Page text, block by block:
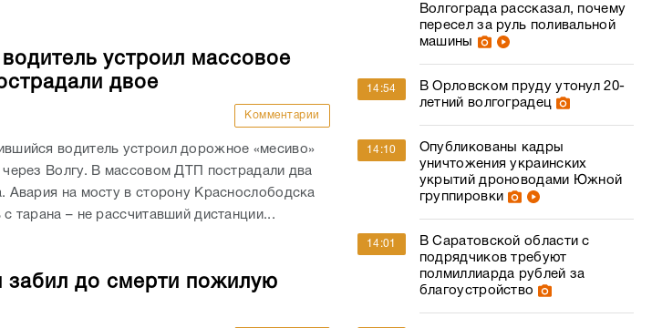
устроил массовое
двое
Комментарии
водитель устроил дорожное «месиво»
через Волгу. В массовом ДТП пострадали два
Авария на мосту в сторону Краснослободска
с тарана – не рассчитавший дистанции...
до смерти пожилую
Волгограда рассказал, почему
пересел за руль поливальной
машины
14:54
В Орловском пруду утонул 20-
летний волгоградец
14:10
Опубликованы кадры
уничтожения украинских
укрытий дроноводами Южной
группировки
14:01
В Саратовской области с
подрядчиков требуют
полмиллиарда рублей за
благоустройство